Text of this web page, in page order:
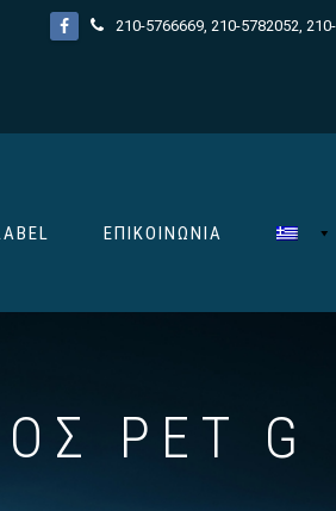
210-5766669, 210-5782052,
ΕΠΙΚΟΙΝΩΝΊΑ
PET G